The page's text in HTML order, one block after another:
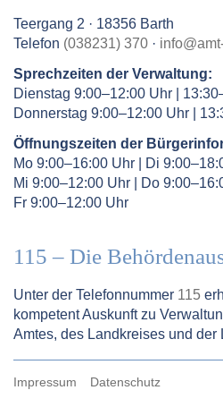
Teergang 2 · 18356 Barth
Telefon (038231) 370 · info@
Sprechzeiten der Verwaltung:
Dienstag 9:00–12:00 Uhr |
Donnerstag 9:00–12:00 Uhr |
Öffnungszeiten der
Mo 9:00–16:00 Uhr | Di
Mi 9:00–12:00 Uhr | Do
Fr 9:00–12:00 Uhr
115 – Die
Unter der Telefonnummer 115
kompetent Auskunft zu
Amtes, des Landkreises und der
Impressum Datenschutz